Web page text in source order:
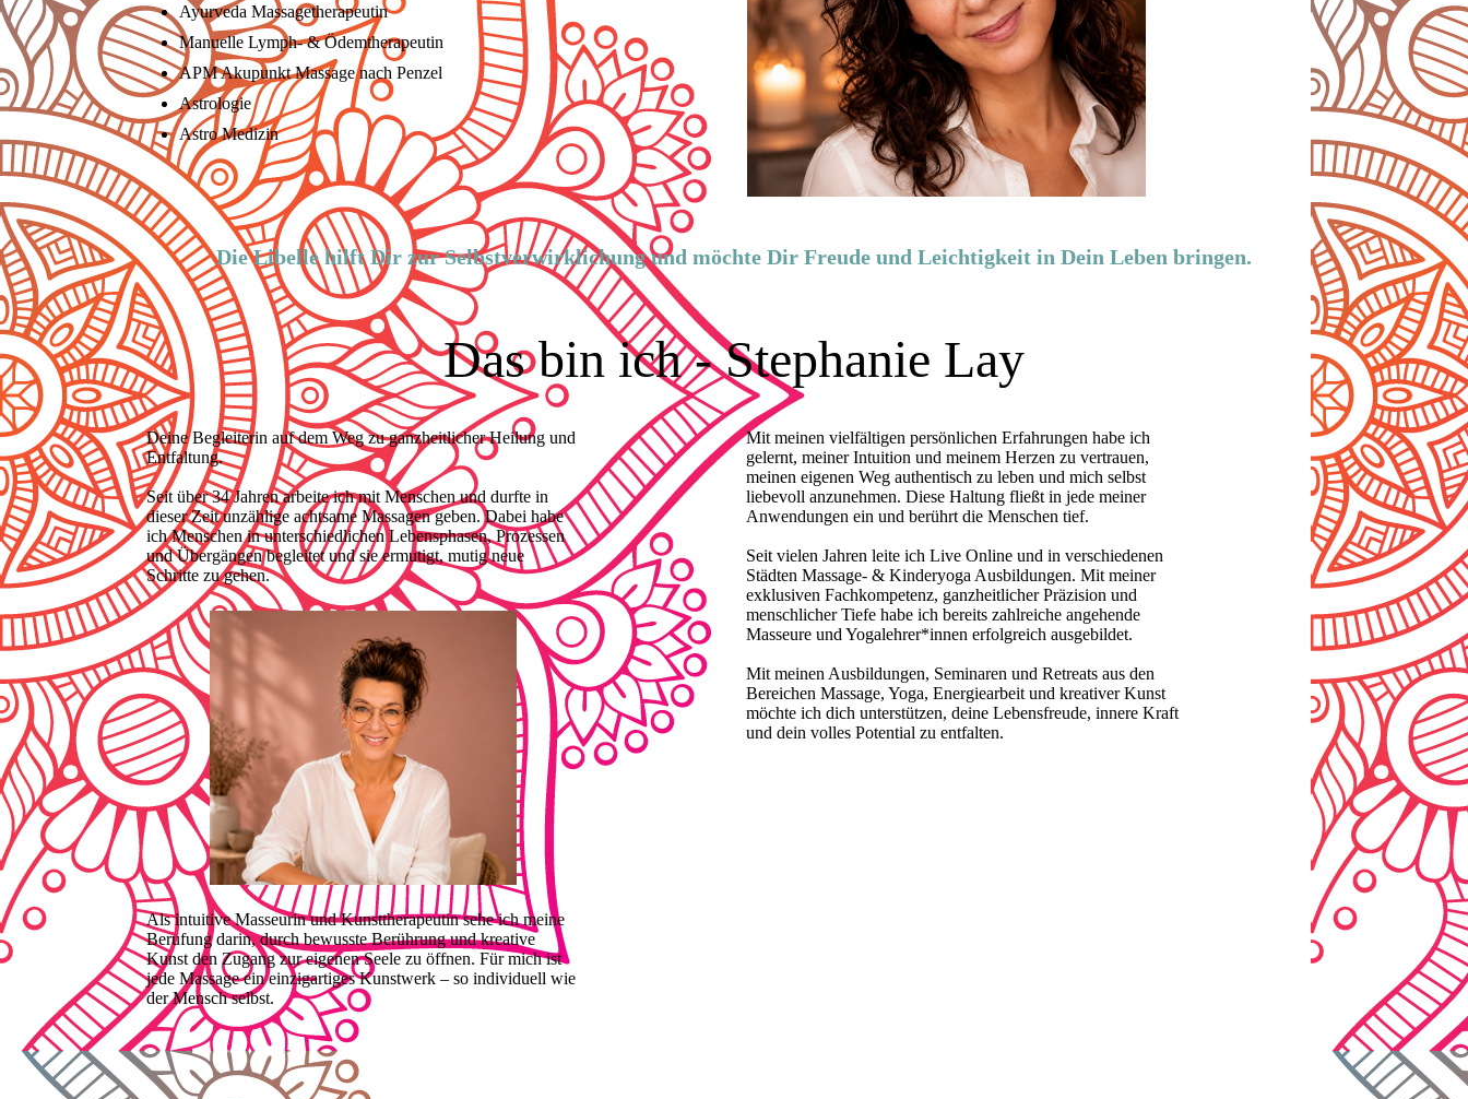
Ayurveda Mas­sage­the­ra­peu­tin
Manuelle Lymph- & Öd­em­the­ra­peu­tin
APM Aku­punkt Mas­sa­ge nach Penzel
Astrologie
Astro Medizin
Die Libelle hilft Dir zur Selbst­verwirklichung und möchte Dir Freude und Leichtigkeit in Dein Leben bringen.
Das bin ich - Stephanie Lay
Deine Begleiterin auf dem Weg zu ganzheitlicher Heilung und
Entfaltung.
Seit über 34 Jahren arbeite ich mit Menschen und durfte in
dieser Zeit unzählige achtsame Massagen geben. Dabei habe
ich Menschen in unterschiedlichen Lebensphasen, Prozessen
und Übergängen begleitet und sie ermutigt, mutig neue
Schritte zu gehen.
Als intuitive Masseurin und Kunsttherapeutin sehe ich meine
Berufung darin, durch bewusste Berührung und kreative
Kunst den Zugang zur eigenen Seele zu öffnen. Für mich ist
jede Massage ein einzigartiges Kunstwerk – so individuell wie
der Mensch selbst.
Mit meinen vielfältigen persönlichen Erfahrungen habe ich
gelernt, meiner Intuition und meinem Herzen zu vertrauen,
meinen eigenen Weg authentisch zu leben und mich selbst
liebevoll anzunehmen. Diese Haltung fließt in jede meiner
Anwendungen ein und berührt die Menschen tief.
Seit vielen Jahren leite ich Live Online und in verschiedenen
Städten Massage- & Kinderyoga Ausbildungen. Mit meiner
exklusiven Fachkompetenz, ganzheitlicher Präzision und
menschlicher Tiefe habe ich bereits zahlreiche angehende
Masseure und Yogalehrer*innen erfolgreich ausgebildet.
Mit meinen Ausbildungen, Seminaren und Retreats aus den
Bereichen Massage, Yoga, Energiearbeit und kreativer Kunst
möchte ich dich unterstützen, deine Lebensfreude, innere Kraft
und dein volles Potential zu entfalten.